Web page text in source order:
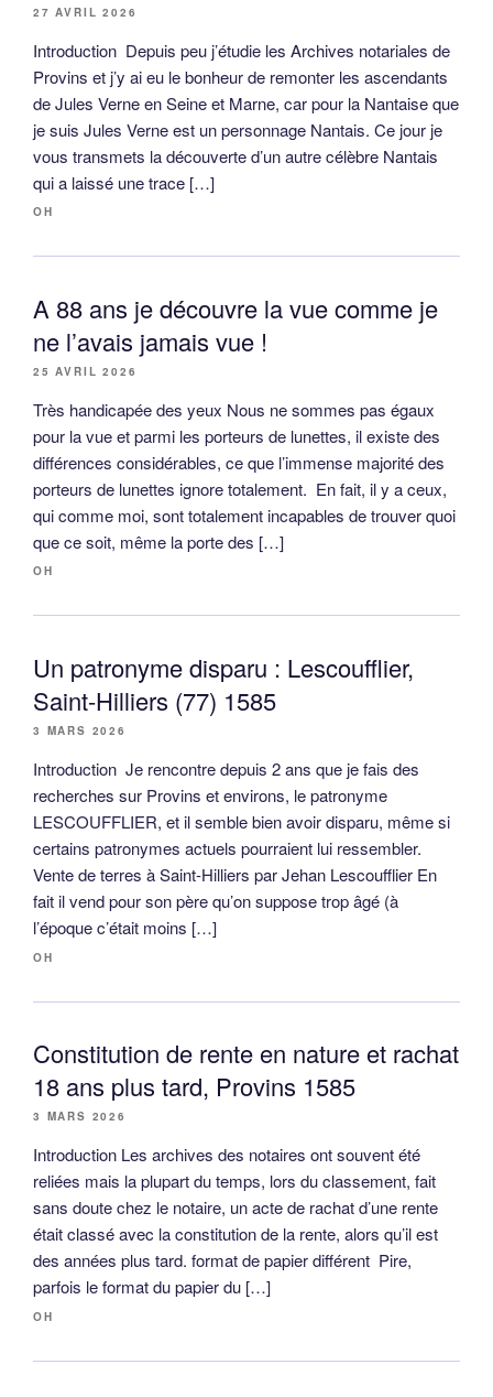
27 AVRIL 2026
Introduction Depuis peu j’étudie les Archives notariales de
Provins et j’y ai eu le bonheur de remonter les ascendants
de Jules Verne en Seine et Marne, car pour la Nantaise que
je suis Jules Verne est un personnage Nantais. Ce jour je
vous transmets la découverte d’un autre célèbre Nantais
qui a laissé une trace […]
OH
A 88 ans je découvre la vue comme je
ne l’avais jamais vue !
25 AVRIL 2026
Très handicapée des yeux Nous ne sommes pas égaux
pour la vue et parmi les porteurs de lunettes, il existe des
différences considérables, ce que l’immense majorité des
porteurs de lunettes ignore totalement. En fait, il y a ceux,
qui comme moi, sont totalement incapables de trouver quoi
que ce soit, même la porte des […]
OH
Un patronyme disparu : Lescoufflier,
Saint-Hilliers (77) 1585
3 MARS 2026
Introduction Je rencontre depuis 2 ans que je fais des
recherches sur Provins et environs, le patronyme
LESCOUFFLIER, et il semble bien avoir disparu, même si
certains patronymes actuels pourraient lui ressembler.
Vente de terres à Saint-Hilliers par Jehan Lescoufflier En
fait il vend pour son père qu’on suppose trop âgé (à
l’époque c’était moins […]
OH
Constitution de rente en nature et rachat
18 ans plus tard, Provins 1585
3 MARS 2026
Introduction Les archives des notaires ont souvent été
reliées mais la plupart du temps, lors du classement, fait
sans doute chez le notaire, un acte de rachat d’une rente
était classé avec la constitution de la rente, alors qu’il est
des années plus tard. format de papier différent Pire,
parfois le format du papier du […]
OH